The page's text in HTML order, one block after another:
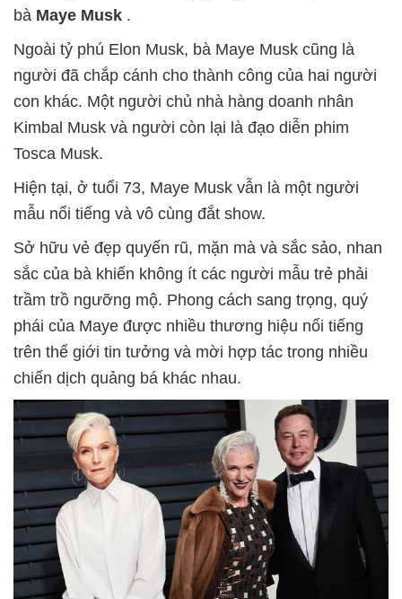
bà Maye Musk .
Ngoài tỷ phú Elon Musk, bà Maye Musk cũng là
người đã chắp cánh cho thành công của hai người
con khác. Một người chủ nhà hàng doanh nhân
Kimbal Musk và người còn lại là đạo diễn phim
Tosca Musk.
Hiện tại, ở tuổi 73, Maye Musk vẫn là một người
mẫu nổi tiếng và vô cùng đắt show.
Sở hữu vẻ đẹp quyến rũ, mặn mà và sắc sảo, nhan
sắc của bà khiến không ít các người mẫu trẻ phải
trầm trồ ngưỡng mộ. Phong cách sang trọng, quý
phái của Maye được nhiều thương hiệu nổi tiếng
trên thế giới tin tưởng và mời hợp tác trong nhiều
chiến dịch quảng bá khác nhau.